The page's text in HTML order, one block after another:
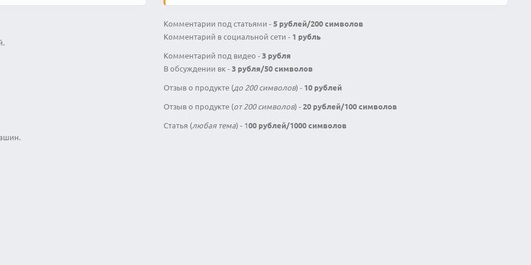
Комментарии под статьями -5 рублей/200 символов
Комментарий в социальной сети - 1 рубль
Комментарий под видео -3 рубля
В обсуждении вк -3 рубля/50 символов
Отзыв о продукте (до 200 символов) -10 рублей
Отзыв о продукте (от 200 символов) -20 рублей/100 символов
Статья (любая тема) - 100 рублей/1000 символов